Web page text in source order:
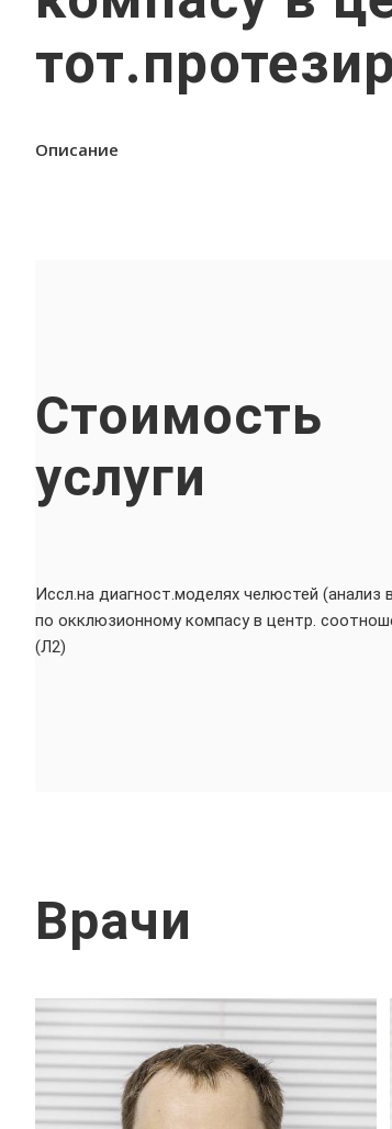
Описание
Стоимость
услуги
Иссл.на диагност.моделях челюстей (анализ
по окклюзионному компасу в центр.
(Л2)
Врачи